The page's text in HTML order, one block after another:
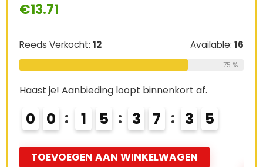
€13.71
Reeds Verkocht: 12 Available: 16
75 %
Haast je! Aanbieding loopt binnenkort af.
0 0 1 5 3 7 3 4
TOEVOEGEN AAN WINKELWAGEN